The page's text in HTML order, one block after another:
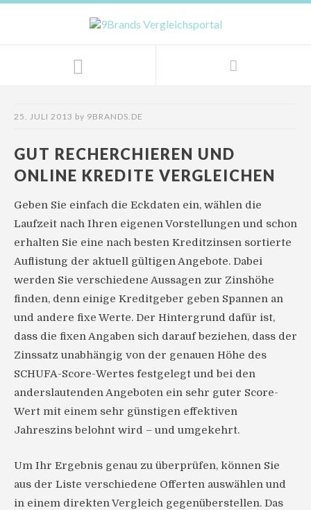
25. JULI 2013 by 9BRANDS.DE
GUT RECHERCHIEREN UND
ONLINE KREDITE VERGLEICHEN
Geben Sie einfach die Eckdaten ein, wählen die
Laufzeit nach Ihren eigenen Vorstellungen und schon
erhalten Sie eine nach besten Kreditzinsen sortierte
Auflistung der aktuell gültigen Angebote. Dabei
werden Sie verschiedene Aussagen zur Zinshöhe
finden, denn einige Kreditgeber geben Spannen an
und andere fixe Werte. Der Hintergrund dafür ist,
dass die fixen Angaben sich darauf beziehen, dass der
Zinssatz unabhängig von der genauen Höhe des
SCHUFA-Score-Wertes festgelegt und bei den
anderslautenden Angeboten ein sehr guter Score-
Wert mit einem sehr günstigen effektiven
Jahreszins belohnt wird – und umgekehrt.
Um Ihr Ergebnis genau zu überprüfen, können Sie
aus der Liste verschiedene Offerten auswählen und
in einem direkten Vergleich gegenüberstellen. Das